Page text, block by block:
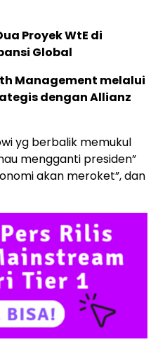
Proyek WtE di
Global
Management melalui
dengan Allianz
yg berbalik memukul
mengganti presiden”
akan meroket”, dan